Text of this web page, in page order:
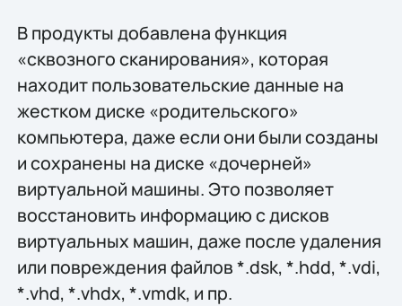
В продукты добавлена функция
«сквозного сканирования», которая
находит пользовательские данные на
жестком диске «родительского»
компьютера, даже если они были созданы
и сохранены на диске «дочерней»
виртуальной машины. Это позволяет
восстановить информацию с дисков
виртуальных машин, даже после удаления
или повреждения файлов *.dsk, *.hdd, *.vdi,
*.vhd, *.vhdx, *.vmdk, и пр.